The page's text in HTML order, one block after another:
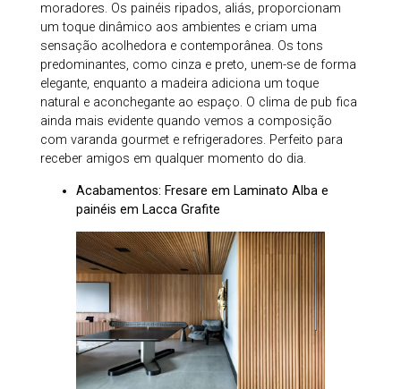
moradores. Os painéis ripados, aliás, proporcionam
um toque dinâmico aos ambientes e criam uma
sensação acolhedora e contemporânea. Os tons
predominantes, como cinza e preto, unem-se de forma
elegante, enquanto a madeira adiciona um toque
natural e aconchegante ao espaço. O clima de pub fica
ainda mais evidente quando vemos a composição
com varanda gourmet e refrigeradores. Perfeito para
receber amigos em qualquer momento do dia.
Acabamentos: Fresare em Laminato Alba e
painéis em Lacca Grafite